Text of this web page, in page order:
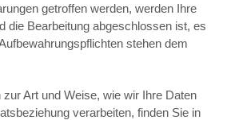
getroffen werden, werden Ihre
die Bearbeitung abgeschlossen ist, es
stehen dem
Art und Weise, wie wir Ihre Daten
verarbeiten, finden Sie in